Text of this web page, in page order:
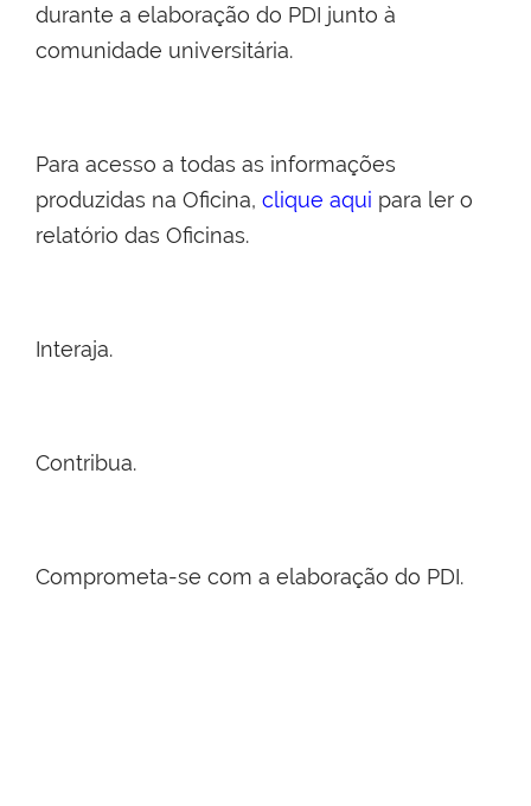
durante a elaboração do PDI junto à
comunidade universitária.
Para acesso a todas as informações
produzidas na Oficina, clique aqui para ler o
relatório das Oficinas.
Interaja.
Contribua.
Comprometa-se com a elaboração do PDI.